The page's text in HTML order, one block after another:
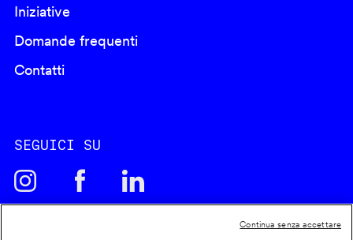
Iniziative
Domande frequenti
Contatti
SEGUICI SU
Continua senza accettare